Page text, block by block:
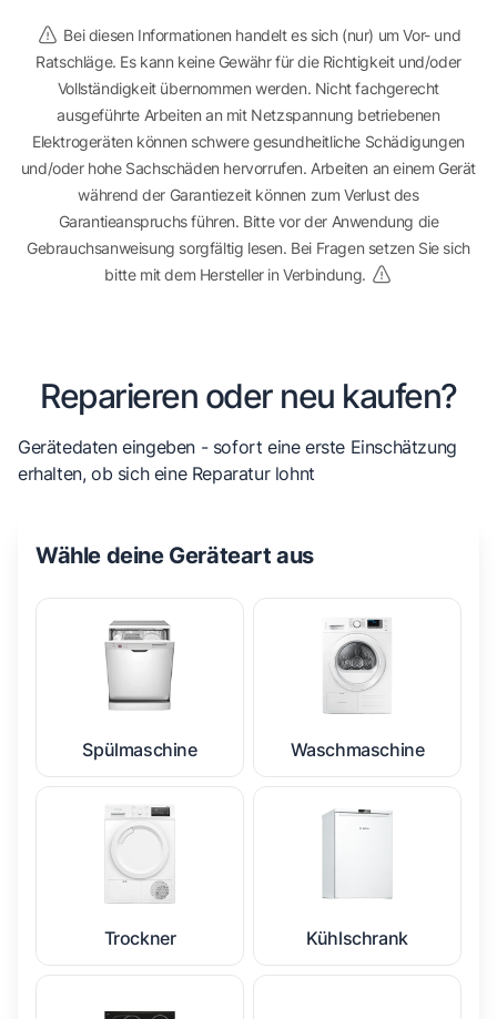
Bei diesen Informationen handelt es sich (nur) um Vor- und
Ratschläge. Es kann keine Gewähr für die Richtigkeit und/oder
Vollständigkeit übernommen werden. Nicht fachgerecht
ausgeführte Arbeiten an mit Netzspannung betriebenen
Elektrogeräten können schwere gesundheitliche Schädigungen
und/oder hohe Sachschäden hervorrufen. Arbeiten an einem Gerät
während der Garantiezeit können zum Verlust des
Garantieanspruchs führen. Bitte vor der Anwendung die
Gebrauchsanweisung sorgfältig lesen. Bei Fragen setzen Sie sich
bitte mit dem Hersteller in Verbindung.
Reparieren oder neu kaufen?
Gerätedaten eingeben - sofort eine erste Einschätzung
erhalten, ob sich eine Reparatur lohnt
Wähle deine Geräteart aus
Spülmaschine Waschmaschine
Trockner Kühlschrank